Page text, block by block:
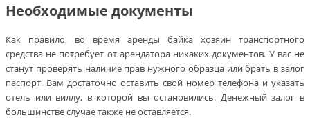
Необходимые документы
Как правило, во время аренды байка хозяин транспортного
средства не потребует от арендатора никаких документов. У вас не
станут проверять наличие прав нужного образца или брать в залог
паспорт. Вам достаточно оставить свой номер телефона и указать
отель или виллу, в которой вы остановились. Денежный залог в
большинстве случае также не оставляется.